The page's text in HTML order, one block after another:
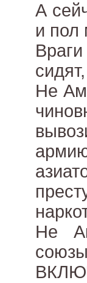
А
и пол
Не
Не